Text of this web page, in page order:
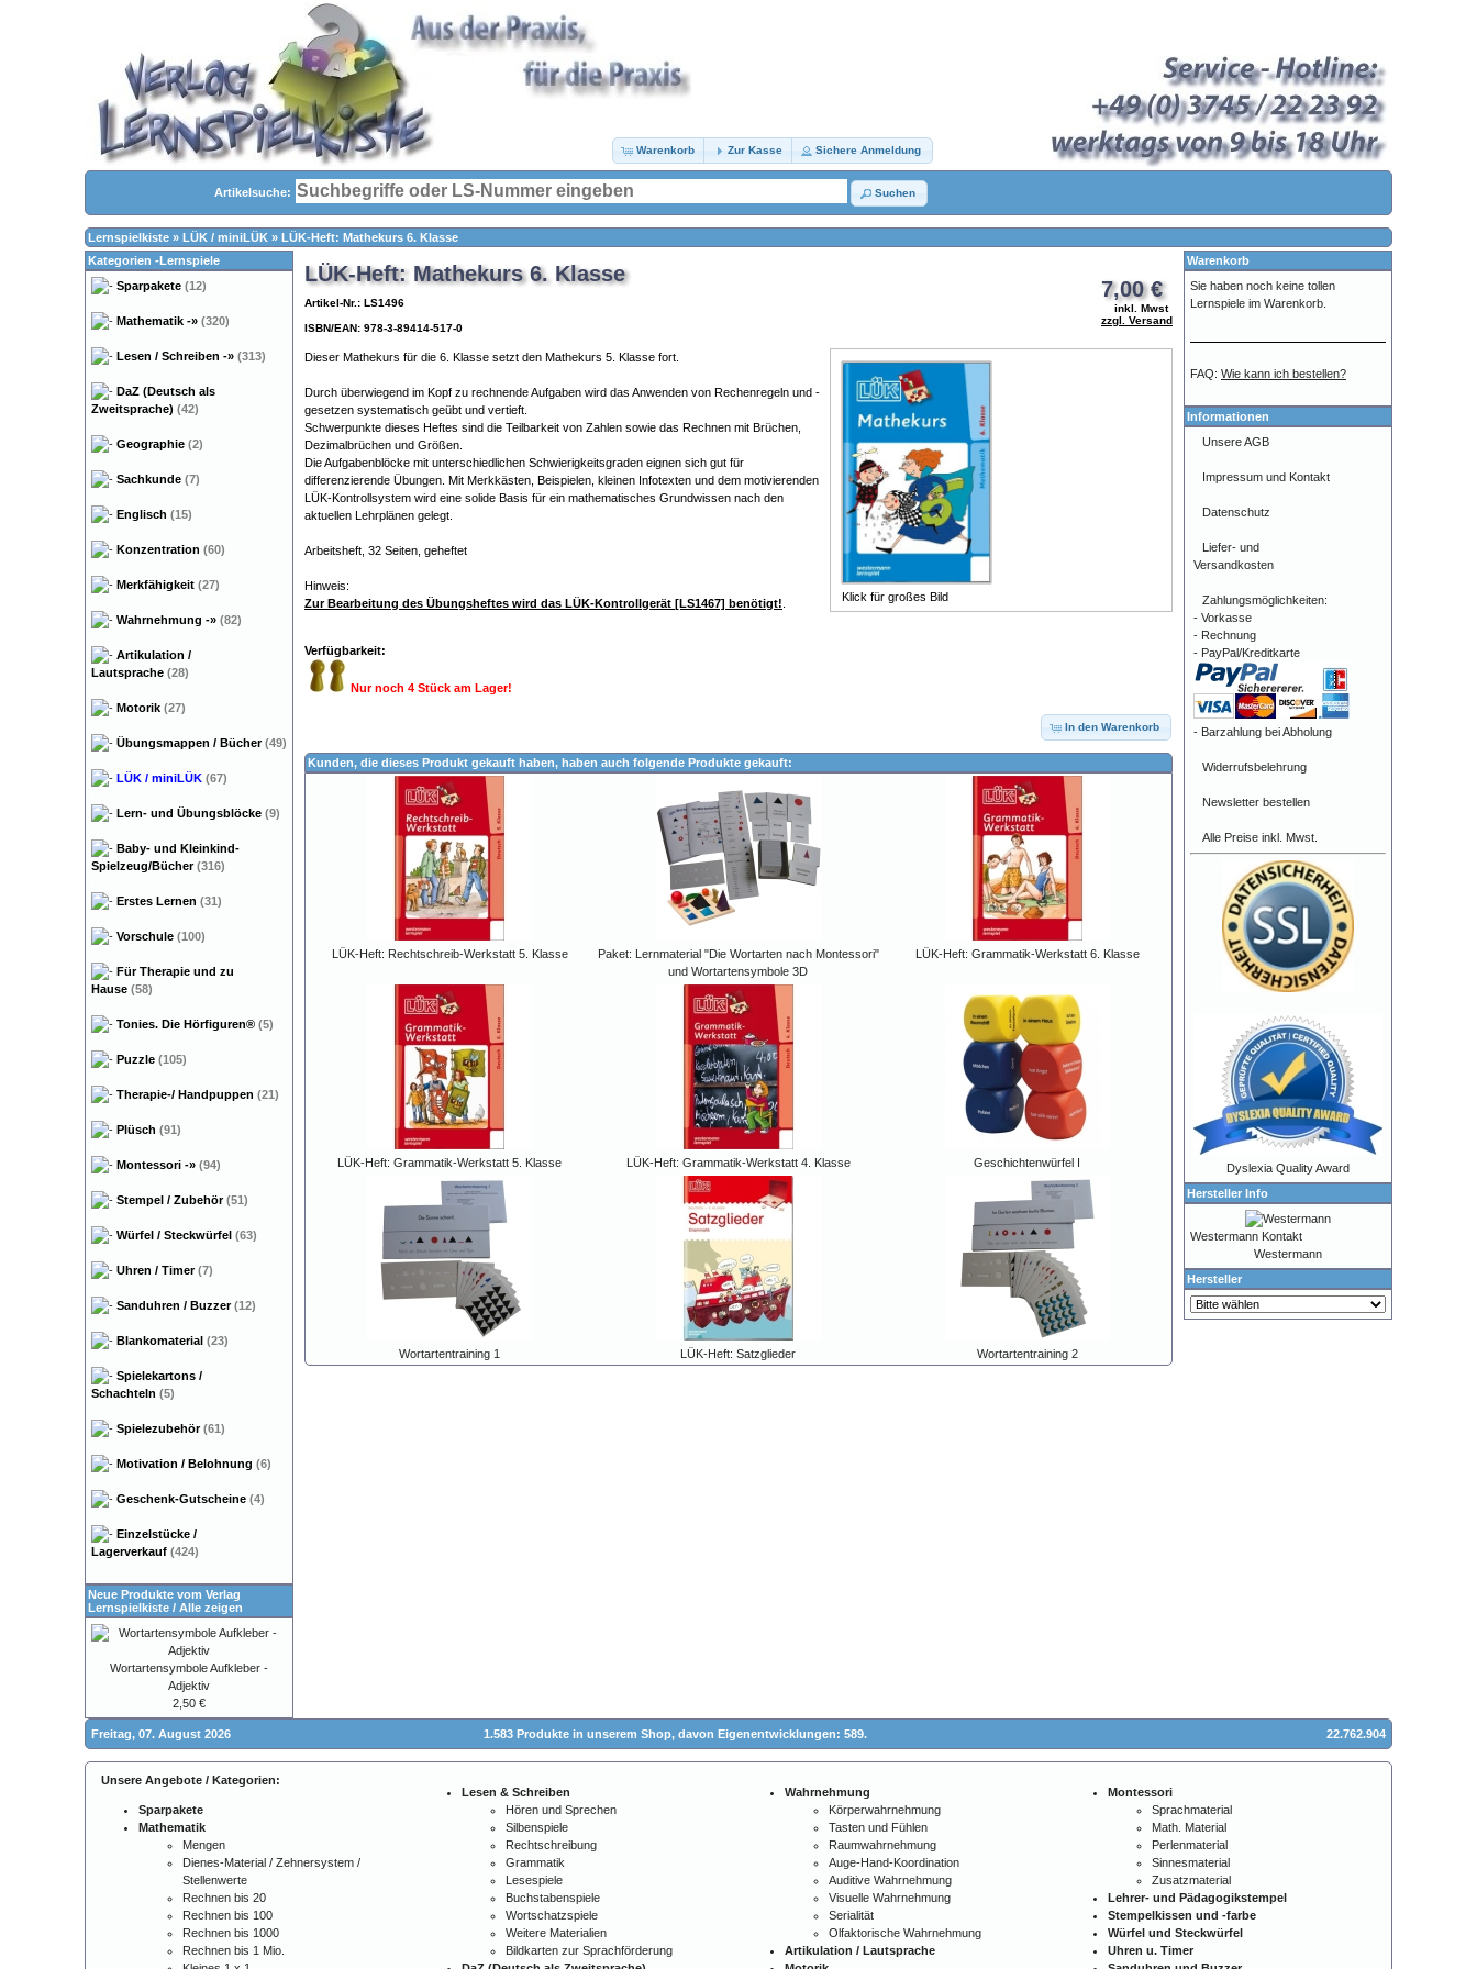
Warenkorb Zur Kasse Sichere Anmeldung
Artikelsuche: Suchen
Lernspielkiste » LÜK / miniLÜK » LÜK-Heft: Mathekurs 6. Klasse
7,00 €
inkl. Mwst
zzgl. Versand
LÜK-Heft: Mathekurs 6. Klasse
Artikel-Nr.: LS1496
ISBN/EAN: 978-3-89414-517-0
Klick für großes Bild
Dieser Mathekurs für die 6. Klasse setzt den Mathekurs 5. Klasse fort.
Durch überwiegend im Kopf zu rechnende Aufgaben wird das Anwenden von Rechenregeln und -
gesetzen systematisch geübt und vertieft.
Schwerpunkte dieses Heftes sind die Teilbarkeit von Zahlen sowie das Rechnen mit Brüchen,
Dezimalbrüchen und Größen.
Die Aufgabenblöcke mit unterschiedlichen Schwierigkeitsgraden eignen sich gut für
differenzierende Übungen. Mit Merkkästen, Beispielen, kleinen Infotexten und dem motivierenden
LÜK-Kontrollsystem wird eine solide Basis für ein mathematisches Grundwissen nach den
aktuellen Lehrplänen gelegt.
Arbeitsheft, 32 Seiten, geheftet
Hinweis:
Zur Bearbeitung des Übungsheftes wird das LÜK-Kontrollgerät [LS1467] benötigt!
Verfügbarkeit:
Nur noch 4 Stück am Lager!
In den Warenkorb
Kunden, die dieses Produkt gekauft haben, haben auch folgende Produkte gekauft:
LÜK-Heft: Rechtschreib-Werkstatt 5. Klasse
Paket: Lernmaterial "Die Wortarten nach Montessori"
und Wortartensymbole 3D
LÜK-Heft: Grammatik-Werkstatt 6. Klasse
LÜK-Heft: Grammatik-Werkstatt 5. Klasse LÜK-Heft: Grammatik-Werkstatt 4. Klasse Geschichtenwürfel I
Wortartentraining 1 LÜK-Heft: Satzglieder Wortartentraining 2
Kategorien -Lernspiele
Sparpakete (12)
Mathematik -» (320)
Lesen / Schreiben -» (313)
DaZ (Deutsch als
Zweitsprache) (42)
Geographie (2)
Sachkunde (7)
Englisch (15)
Konzentration (60)
Merkfähigkeit (27)
Wahrnehmung -» (82)
Artikulation /
Lautsprache (28)
Motorik (27)
Übungsmappen / Bücher(49)
LÜK / miniLÜK (67)
Lern- und Übungsblöcke (9)
Baby- und Kleinkind-
Spielzeug/Bücher(316)
Erstes Lernen (31)
Vorschule (100)
Für Therapie und zu
Hause (58)
Tonies. Die Hörfiguren® (5)
Puzzle (105)
Therapie-/ Handpuppen (21)
Plüsch (91)
Montessori -» (94)
Stempel / Zubehör(51)
Würfel / Steckwürfel (63)
Uhren / Timer(7)
Sanduhren / Buzzer(12)
Blankomaterial (23)
Spielekartons /
Schachteln (5)
Spielezubehör(61)
Motivation / Belohnung (6)
Geschenk-Gutscheine (4)
Einzelstücke /
Lagerverkauf (424)
Neue Produkte vom Verlag
Lernspielkiste / Alle zeigen
Wortartensymbole Aufkleber -
Adjektiv
2,50 €
Warenkorb
Sie haben noch keine tollen
Lernspiele im Warenkorb.
FAQ: Wie kann ich bestellen?
Informationen
Unsere AGB
Impressum und Kontakt
Datenschutz
Liefer- und
Versandkosten
Zahlungsmöglichkeiten:
- Vorkasse
- Rechnung
- PayPal/Kreditkarte
- Barzahlung bei Abholung
Widerrufsbelehrung
Newsletter bestellen
Alle Preise inkl. Mwst.
Dyslexia Quality Award
Hersteller Info
Westermann Kontakt
Westermann
Hersteller
Freitag, 07. August 2026 1.583 Produkte in unserem Shop, davon Eigenentwicklungen: 589. 22.762.904
Unsere Angebote / Kategorien:
Sparpakete
Mathematik
Mengen
Dienes-Material / Zehnersystem /
Stellenwerte
Rechnen bis 20
Rechnen bis 100
Rechnen bis 1000
Rechnen bis 1 Mio.
Lesen & Schreiben
Hören und Sprechen
Silbenspiele
Rechtschreibung
Grammatik
Lesespiele
Buchstabenspiele
Wortschatzspiele
Weitere Materialien
Bildkarten zur Sprachförderung
Wahrnehmung
Körperwahrnehmung
Tasten und Fühlen
Raumwahrnehmung
Auge-Hand-Koordination
Auditive Wahrnehmung
Visuelle Wahrnehmung
Serialität
Olfaktorische Wahrnehmung
Artikulation / Lautsprache
Montessori
Sprachmaterial
Math. Material
Perlenmaterial
Sinnesmaterial
Zusatzmaterial
Lehrer- und Pädagogikstempel
Stempelkissen und -farbe
Würfel und Steckwürfel
Uhren u. Timer